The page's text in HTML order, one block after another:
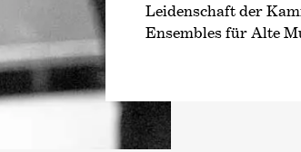
Leidenschaft der
Ensembles für Alte